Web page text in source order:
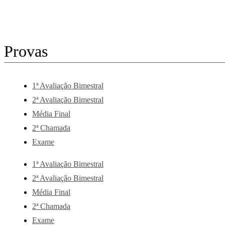
Provas
1ª Avaliação Bimestral
2ª Avaliação Bimestral
Média Final
2ª Chamada
Exame
1ª Avaliação Bimestral
2ª Avaliação Bimestral
Média Final
2ª Chamada
Exame